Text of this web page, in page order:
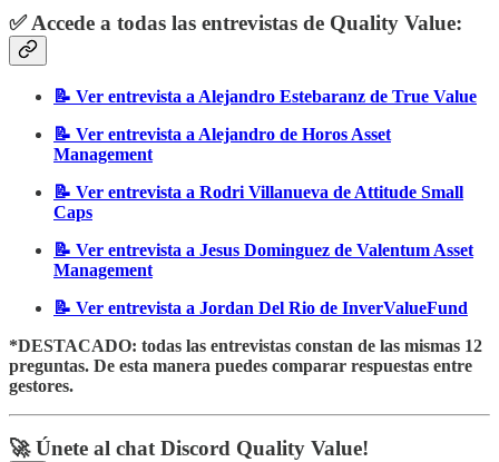
✅ Accede a todas las entrevistas de Quality Value:
📝 Ver entrevista a Alejandro Estebaranz de True Value
📝 Ver entrevista a Alejandro de Horos Asset
Management
📝 Ver entrevista a Rodri Villanueva de Attitude Small
Caps
📝 Ver entrevista a Jesus Dominguez de Valentum Asset
Management
📝 Ver entrevista a Jordan Del Rio de InverValueFund
*DESTACADO: todas las entrevistas constan de las mismas 12
preguntas. De esta manera puedes comparar respuestas entre
gestores.
🚀 Únete al chat Discord Quality Value!